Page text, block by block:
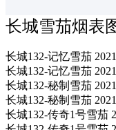
长城雪茄烟表
长城132-记忆雪茄
长城132-记忆雪茄
长城132-秘制雪茄
长城132-秘制雪茄
长城132-传奇1号雪茄